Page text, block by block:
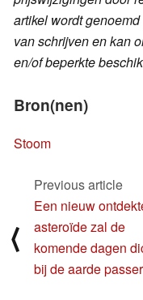
artikel wordt
van schrijven en kan
en/of beperkte
Bron(nen)
Stoom
⟨
Previous article
Een nieuw
asteroïde zal de
komende dagen
bij de aarde